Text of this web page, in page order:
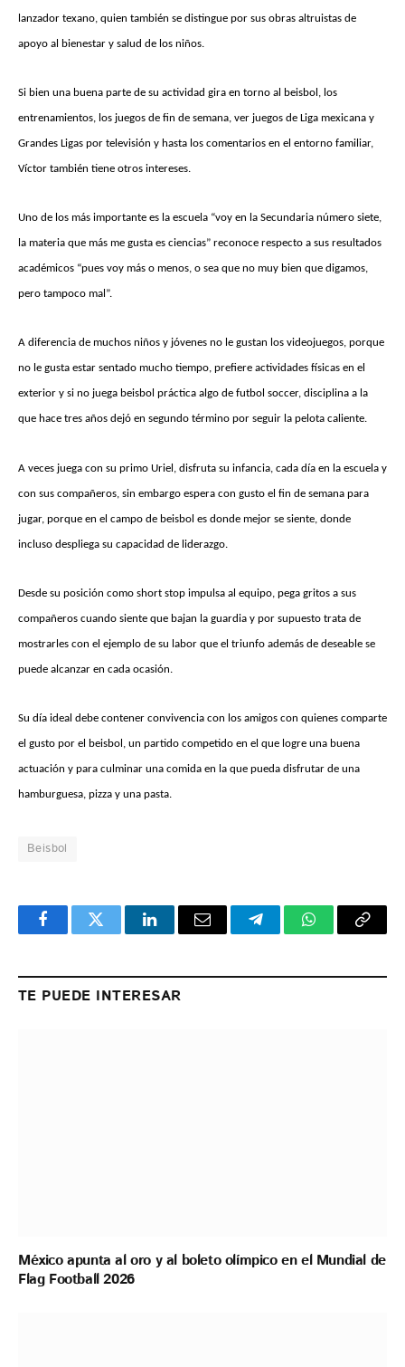
lanzador texano, quien también se distingue por sus obras altruistas de
apoyo al bienestar y salud de los niños.
Si bien una buena parte de su actividad gira en torno al beisbol, los
entrenamientos, los juegos de fin de semana, ver juegos de Liga mexicana y
Grandes Ligas por televisión y hasta los comentarios en el entorno familiar,
Víctor también tiene otros intereses.
Uno de los más importante es la escuela “voy en la Secundaria número siete,
la materia que más me gusta es ciencias” reconoce respecto a sus resultados
académicos “pues voy más o menos, o sea que no muy bien que digamos,
pero tampoco mal”.
A diferencia de muchos niños y jóvenes no le gustan los videojuegos, porque
no le gusta estar sentado mucho tiempo, prefiere actividades físicas en el
exterior y si no juega beisbol práctica algo de futbol soccer, disciplina a la
que hace tres años dejó en segundo término por seguir la pelota caliente.
A veces juega con su primo Uriel, disfruta su infancia, cada día en la escuela y
con sus compañeros, sin embargo espera con gusto el fin de semana para
jugar, porque en el campo de beisbol es donde mejor se siente, donde
incluso despliega su capacidad de liderazgo.
Desde su posición como short stop impulsa al equipo, pega gritos a sus
compañeros cuando siente que bajan la guardia y por supuesto trata de
mostrarles con el ejemplo de su labor que el triunfo además de deseable se
puede alcanzar en cada ocasión.
Su día ideal debe contener convivencia con los amigos con quienes comparte
el gusto por el beisbol, un partido competido en el que logre una buena
actuación y para culminar una comida en la que pueda disfrutar de una
hamburguesa, pizza y una pasta.
Beisbol
FacebookTwitter LinkedInEmail TelegramWhatsApp
Copy
TE PUEDE INTERESAR
México apunta al oro y al boleto olímpico en el Mundial de
Flag Football 2026